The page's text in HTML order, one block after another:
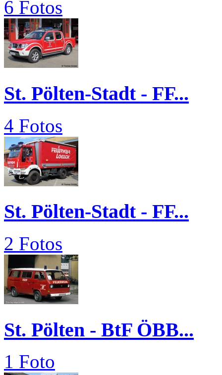
6 Fotos
St. Pölten-Stadt - FF...
4 Fotos
St. Pölten-Stadt - FF...
2 Fotos
St. Pölten - BtF ÖBB...
1 Foto